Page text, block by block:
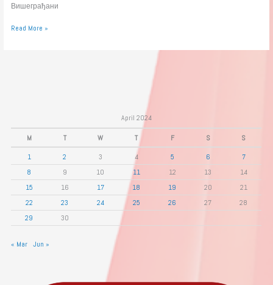
Вишеграђани
Read More »
April 2024
M T W T F S S
1 2 3 4 5 6
7
8
9 10 11 12 13
14
15
16 17 18 19 20
21
22
23 24 25 26 27
28
29
30
« Mar Jun »